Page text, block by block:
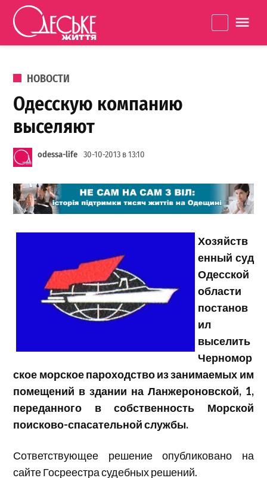
Перейти к содержанию
життя
ОПУБЛИКОВАНО В
НОВОСТИ
Одесскую компанию
выселяют
odessa-life 30-10-2013 в 13:10
Хозяйств
енный суд
Одесской
области
постанов
ил
выселить
Черномор
ское морское пароходство из занимаемых им
помещений в здании на Ланжероновской, 1,
переданного в собственность Морской
поисково-спасательной службы.
Сответствующее решение опубликовано на
сайте Госреестра судебных решений.